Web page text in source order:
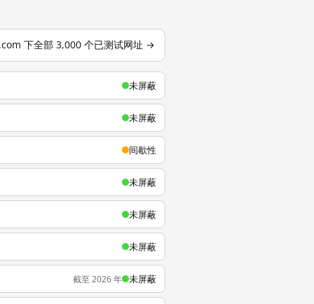
下全部 3,000 个已测试网址 →
未屏蔽
未屏蔽
间歇性
未屏蔽
未屏蔽
未屏蔽
截至 2026 年 未屏蔽